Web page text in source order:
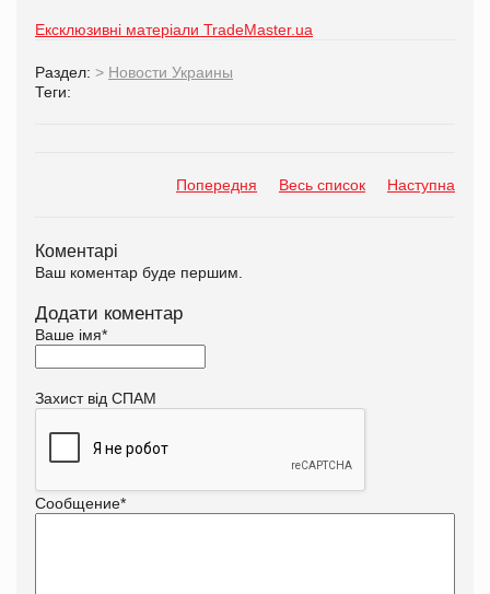
Ексклюзивні матеріали TradeMaster.ua
Раздел: > Новости Украины
Теги:
Попередня Весь список Наступна
Коментарі
Ваш коментар буде першим.
Додати коментар
Ваше імя*
Захист від СПАМ
Сообщение*